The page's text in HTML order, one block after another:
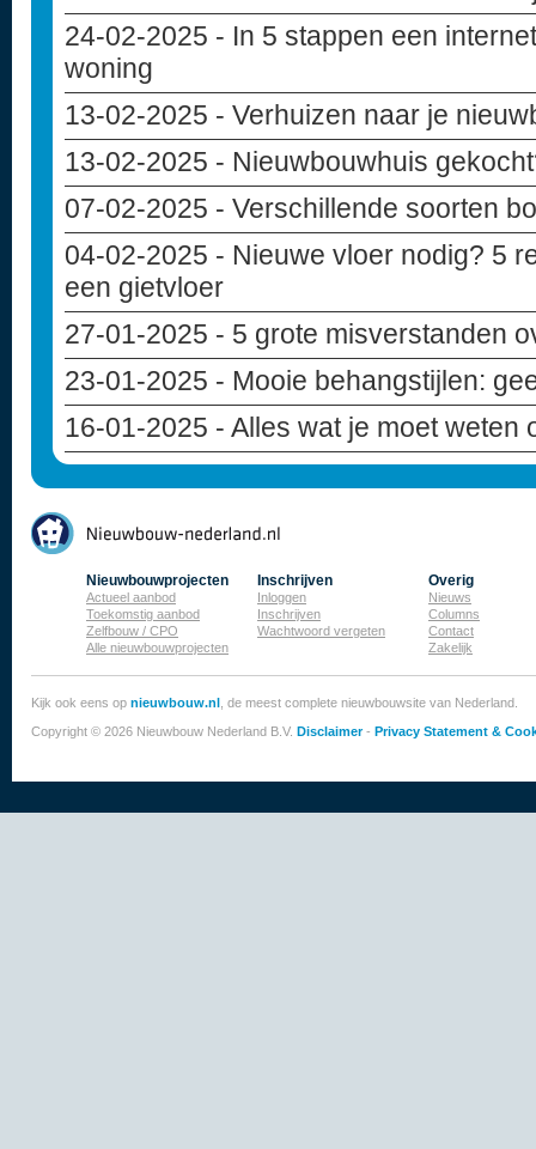
24-02-2025 - In 5 stappen een
woning
13-02-2025 - Verhuizen naar je
13-02-2025 - Nieuwbouwhuis
07-02-2025 - Verschillende soorten
04-02-2025 - Nieuwe vloer nodig? 5
een gietvloer
27-01-2025 - 5 grote misverstanden
23-01-2025 - Mooie behangstijlen:
16-01-2025 - Alles wat je moet weten
Nieuwbouwprojecten
Actueel aanbod
Toekomstig aanbod
Zelfbouw / CPO
Alle nieuwbouwprojecten
Inschrijven
Inloggen
Inschrijven
Wachtwoord vergeten
Overig
Nieuws
Columns
Contact
Zakelijk
Kijk ook eens op nieuwbouw.nl , de meest complete nieuwbouwsite van Nederland.
Copyright © 2026 Nieuwbouw Nederland B.V. Disclaimer- Privacy Statement &